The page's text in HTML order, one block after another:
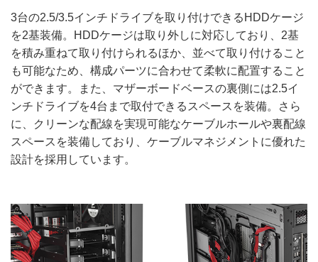
3台の2.5/3.5インチドライブを取り付けできるHDDケージ
を2基装備。HDDケージは取り外しに対応しており、2基
を積み重ねて取り付けられるほか、並べて取り付けること
も可能なため、構成パーツに合わせて柔軟に配置すること
ができます。また、マザーボードベースの裏側には2.5イ
ンチドライブを4台まで取付できるスペースを装備。さら
に、クリーンな配線を実現可能なケーブルホールや裏配線
スペースを装備しており、ケーブルマネジメントに優れた
設計を採用しています。